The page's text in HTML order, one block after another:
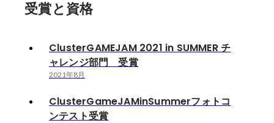
受賞と資格
ClusterGAMEJAM 2021 in SUMMER チ
ャレンジ部門 受賞
2021年8月
ClusterGameJAMinSummerフォトコ
ンテスト受賞